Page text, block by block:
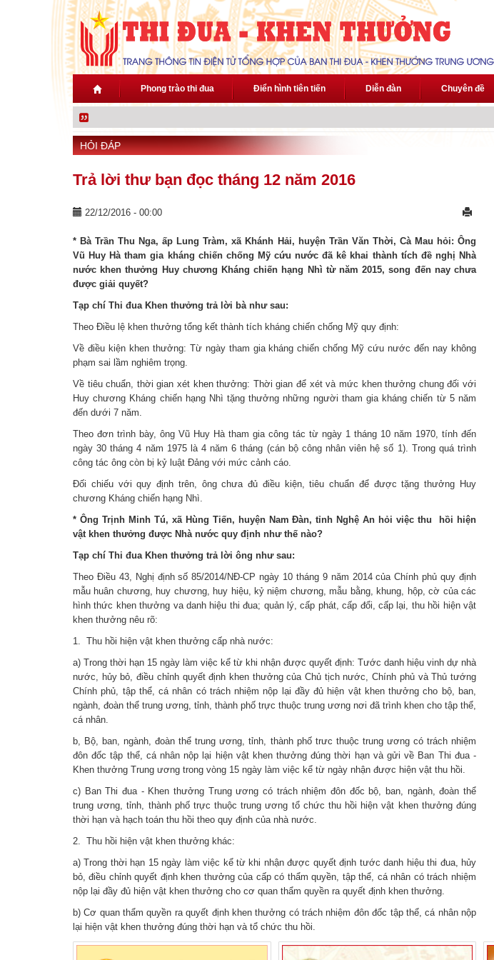
Nhảy đến nội dung
Phong trào thi đua Điển hình tiên tiến Diễn đàn Chuyên đề
HỎI ĐÁP
Trả lời thư bạn đọc tháng 12 năm 2016
22/12/2016 - 00:00
* Bà Trần Thu Nga, ấp Lung Tràm, xã Khánh Hải, huyện Trần Văn Thời, Cà Mau hỏi: Ông
Vũ Huy Hà tham gia kháng chiến chống Mỹ cứu nước đã kê khai thành tích đề nghị Nhà
nước khen thưởng Huy chương Kháng chiến hạng Nhì từ năm 2015, song đến nay chưa
được giải quyết?
Tạp chí Thi đua Khen thưởng trả lời bà như sau:
Theo Điều lệ khen thưởng tổng kết thành tích kháng chiến chống Mỹ quy định:
Về điều kiện khen thưởng: Từ ngày tham gia kháng chiến chống Mỹ cứu nước đến nay không
phạm sai lầm nghiêm trọng.
Về tiêu chuẩn, thời gian xét khen thưởng: Thời gian để xét và mức khen thưởng chung đối với
Huy chương Kháng chiến hạng Nhì tặng thưởng những người tham gia kháng chiến từ 5 năm
đến dưới 7 năm.
Theo đơn trình bày, ông Vũ Huy Hà tham gia công tác từ ngày 1 tháng 10 năm 1970, tính đến
ngày 30 tháng 4 năm 1975 là 4 năm 6 tháng (cán bộ công nhân viên hệ số 1). Trong quá trình
công tác ông còn bị kỷ luật Đảng với mức cảnh cáo.
Đối chiếu với quy định trên, ông chưa đủ điều kiện, tiêu chuẩn để được tặng thưởng Huy
chương Kháng chiến hạng Nhì.
* Ông Trịnh Minh Tú, xã Hùng Tiến, huyện Nam Đàn, tỉnh Nghệ An hỏi việc thu hồi hiện
vật khen thưởng được Nhà nước quy định như thế nào?
Tạp chí Thi đua Khen thưởng trả lời ông như sau:
Theo Điều 43, Nghị định số 85/2014/NĐ-CP ngày 10 tháng 9 năm 2014 của Chính phủ quy định
mẫu huân chương, huy chương, huy hiệu, kỷ niệm chương, mẫu bằng, khung, hộp, cờ của các
hình thức khen thưởng va danh hiệu thi đua; quản lý, cấp phát, cấp đổi, cấp lại, thu hồi hiện vật
khen thưởng nêu rõ:
1. Thu hồi hiện vật khen thưởng cấp nhà nước:
a) Trong thời hạn 15 ngày làm việc kể từ khi nhận được quyết định: Tước danh hiệu vinh dự nhà
nước, hủy bỏ, điều chỉnh quyết định khen thưởng của Chủ tịch nước, Chính phủ và Thủ tướng
Chính phủ, tập thể, cá nhân có trách nhiệm nộp lại đầy đủ hiện vật khen thưởng cho bộ, ban,
ngành, đoàn thể trung ương, tỉnh, thành phố trực thuộc trung ương nơi đã trình khen cho tập thể,
cá nhân.
b, Bộ, ban, ngành, đoàn thể trung ương, tỉnh, thành phố trưc thuộc trung ương có trách nhiệm
đôn đốc tập thể, cá nhân nộp lại hiện vật khen thưởng đúng thời hạn và gửi về Ban Thi đua -
Khen thưởng Trung ương trong vòng 15 ngày làm việc kể từ ngày nhận được hiện vật thu hồi.
c) Ban Thi đua - Khen thưởng Trung ương có trách nhiệm đôn đốc bộ, ban, ngành, đoàn thể
trung ương, tỉnh, thành phố trực thuộc trung ương tổ chức thu hồi hiện vật khen thưởng đúng
thời hạn và hạch toán thu hồi theo quy định của nhà nước.
2. Thu hồi hiện vật khen thưởng khác:
a) Trong thời hạn 15 ngày làm việc kể từ khi nhận được quyết định tước danh hiệu thi đua, hủy
bỏ, điều chỉnh quyết định khen thưởng của cấp có thẩm quyền, tập thể, cá nhân có trách nhiệm
nộp lại đầy đủ hiện vật khen thưởng cho cơ quan thẩm quyền ra quyết định khen thưởng.
b) Cơ quan thẩm quyền ra quyết định khen thưởng có trách nhiệm đôn đốc tập thể, cá nhân nộp
lại hiện vật khen thưởng đúng thời hạn và tổ chức thu hồi.